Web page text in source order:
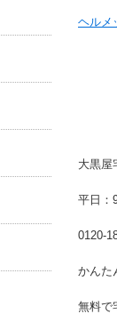
ヘルメ
大黒屋
平日：
0120-
かんた
無料で